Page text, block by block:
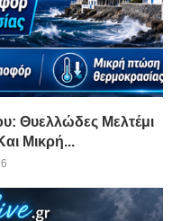
Θυελλώδες Μελτέμι
Μικρή...